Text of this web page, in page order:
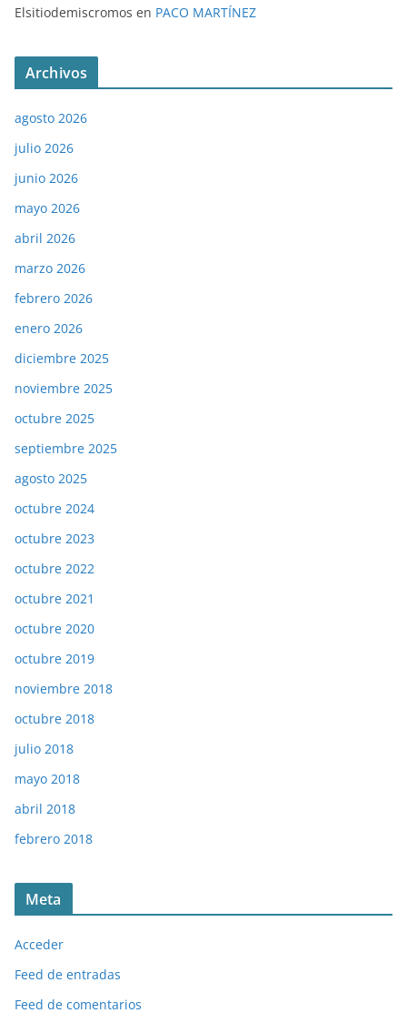
Elsitiodemiscromos en PACO MARTÍNEZ
Archivos
agosto 2026
julio 2026
junio 2026
mayo 2026
abril 2026
marzo 2026
febrero 2026
enero 2026
diciembre 2025
noviembre 2025
octubre 2025
septiembre 2025
agosto 2025
octubre 2024
octubre 2023
octubre 2022
octubre 2021
octubre 2020
octubre 2019
noviembre 2018
octubre 2018
julio 2018
mayo 2018
abril 2018
febrero 2018
Meta
Acceder
Feed de entradas
Feed de comentarios